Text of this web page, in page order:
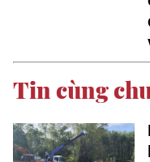
Tin cùng